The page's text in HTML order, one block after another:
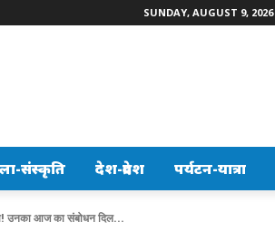
SUNDAY, AUGUST 9, 2026
संस्कृति देश-प्रदेश पर्यटन-यात्रा
उनका आज का संबोधन दिल...